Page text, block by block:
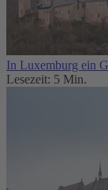
In Luxemburg ein
Lesezeit: 5 Min.